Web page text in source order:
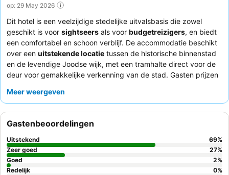
op: 29 May 2026
Dit hotel is een veelzijdige stedelijke uitvalsbasis die zowel
geschikt is voor sightseers als voor budgetreizigers, en biedt
een comfortabel en schoon verblijf. De accommodatie beschikt
over een uitstekende locatie tussen de historische binnenstad
en de levendige Joodse wijk, met een tramhalte direct voor de
deur voor gemakkelijke verkenning van de stad. Gasten prijzen
opties en verse continentale selecties, wat zorgt voor een
geprezen om hun uitzonderlijke behulpzaamheid en efficiëntie,
en assisteert met alles van het boeken van uitstapjes tot vroege
ontbijtpakketten. Voor een rustiger verblijf kunt u overwegen
een kamer aan de achterzijde van het hotel aan te vragen.
Meer weergeven
Gastenbeoordelingen
Uitstekend 69%
Zeer goed
27%
Goed
2%
Redelijk
0%